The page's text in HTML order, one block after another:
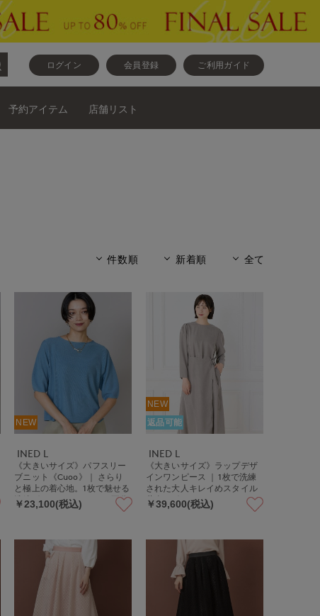
ログイン 会員登録 ご利用ガイド
予約アイテム 店舗リスト
件数順 新着順 全て
NEW
INED L
《大きいサイズ》パフスリー
ブニット《Cuoo》｜ さらり
と極上の着心地。1枚で魅せる
洗練ボートネックニット 五分
袖/二の腕カバー/鹿の子編み/
￥23,100(税込)
NEW
返品可能
INED L
《大きいサイズ》ラップデザ
インワンピース ｜ 1枚で洗練
された大人キレイめスタイル
共布リボン/ウエストマーク/
手洗い可/微光沢/細見え
￥39,600(税込)